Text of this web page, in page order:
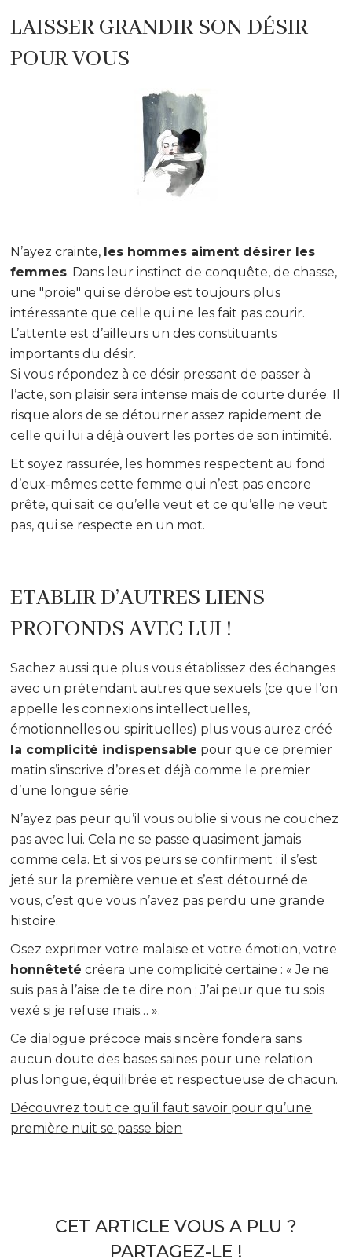
LAISSER GRANDIR SON DÉSIR
POUR VOUS
N’ayez crainte, les hommes aiment désirer les
femmes. Dans leur instinct de conquête, de chasse,
une "proie" qui se dérobe est toujours plus
intéressante que celle qui ne les fait pas courir.
L’attente est d’ailleurs un des constituants
importants du désir.
Si vous répondez à ce désir pressant de passer à
l’acte, son plaisir sera intense mais de courte durée. Il
risque alors de se détourner assez rapidement de
celle qui lui a déjà ouvert les portes de son intimité.
Et soyez rassurée, les hommes respectent au fond
d’eux-mêmes cette femme qui n’est pas encore
prête, qui sait ce qu’elle veut et ce qu’elle ne veut
pas, qui se respecte en un mot.
ETABLIR D’AUTRES LIENS
PROFONDS AVEC LUI !
Sachez aussi que plus vous établissez des échanges
avec un prétendant autres que sexuels (ce que l’on
appelle les connexions intellectuelles,
émotionnelles ou spirituelles) plus vous aurez créé
la complicité indispensable pour que ce premier
matin s’inscrive d’ores et déjà comme le premier
d’une longue série.
N’ayez pas peur qu’il vous oublie si vous ne couchez
pas avec lui. Cela ne se passe quasiment jamais
comme cela. Et si vos peurs se confirment : il s’est
jeté sur la première venue et s’est détourné de
vous, c’est que vous n’avez pas perdu une grande
histoire.
Osez exprimer votre malaise et votre émotion, votre
honnêteté créera une complicité certaine : « Je ne
suis pas à l’aise de te dire non ; J’ai peur que tu sois
vexé si je refuse mais… ».
Ce dialogue précoce mais sincère fondera sans
aucun doute des bases saines pour une relation
plus longue, équilibrée et respectueuse de chacun.
Découvrez tout ce qu’il faut savoir pour qu’une
première nuit se passe bien
CET ARTICLE VOUS A PLU ?
PARTAGEZ-LE !